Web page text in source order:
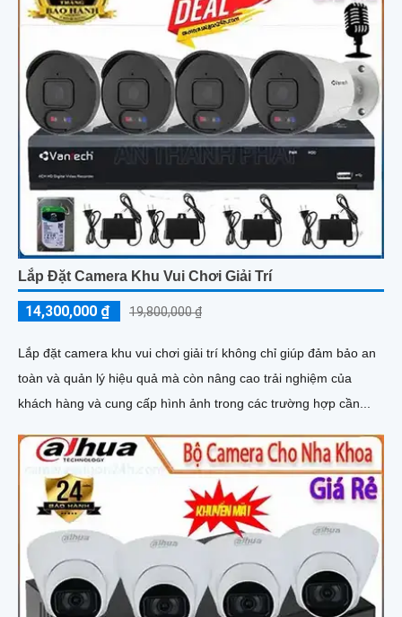
Lắp Đặt Camera Khu Vui Chơi Giải Trí
14,300,000 ₫ 19,800,000 ₫
Lắp đặt camera khu vui chơi giải trí không chỉ giúp đảm bảo an
toàn và quản lý hiệu quả mà còn nâng cao trải nghiệm của
khách hàng và cung cấp hình ảnh trong các trường hợp cần...